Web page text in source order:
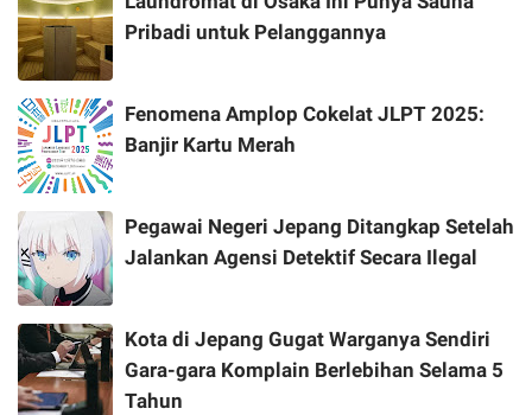
Pribadi untuk Pelanggannya
Fenomena Amplop Cokelat JLPT 2025:
Banjir Kartu Merah
Pegawai Negeri Jepang Ditangkap Setelah
Jalankan Agensi Detektif Secara Ilegal
Kota di Jepang Gugat Warganya Sendiri
Gara-gara Komplain Berlebihan Selama 5
Tahun